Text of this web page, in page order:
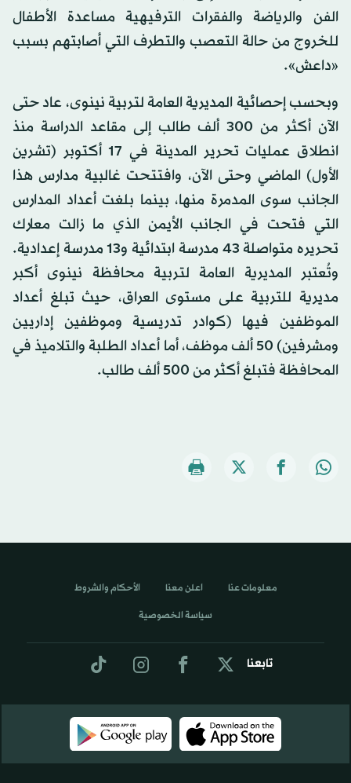
الفن والرياضة والفقرات الترفيهية مساعدة الأطفال
للخروج من حالة التعصب والتطرف التي أصابتهم بسبب
«داعش».
وبحسب إحصائية المديرية العامة لتربية نينوى، عاد حتى
الآن أكثر من 300 ألف طالب إلى مقاعد الدراسة منذ
انطلاق عمليات تحرير المدينة في 17 أكتوبر (تشرين
الأول) الماضي وحتى الآن، وافتتحت غالبية مدارس هذا
الجانب سوى المدمرة منها، بينما بلغت أعداد المدارس
التي فتحت في الجانب الأيمن الذي ما زالت معارك
تحريره متواصلة 43 مدرسة ابتدائية و13 مدرسة إعدادية.
وتُعتبر المديرية العامة لتربية محافظة نينوى أكبر
مديرية للتربية على مستوى العراق، حيث تبلغ أعداد
الموظفين فيها (كوادر تدريسية وموظفين إداريين
ومشرفين) 50 ألف موظف، أما أعداد الطلبة والتلاميذ في
المحافظة فتبلغ أكثر من 500 ألف طالب.
تابعنا
معلومات عنا اعلن معنا الأحكام والشروط
سياسة الخصوصية